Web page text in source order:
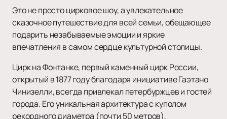
Это не просто цирковое шоу, а увлекательное
сказочное путешествие для всей семьи, обещающее
подарить незабываемые эмоции и яркие
впечатления в самом сердце культурной столицы.
Цирк на Фонтанке, первый каменный цирк России,
открытый в 1877 году благодаря инициативе Гаэтано
Чинизелли, всегда привлекал петербуржцев и гостей
города. Его уникальная архитектура с куполом
рекордного диаметра (почти 50 метров),